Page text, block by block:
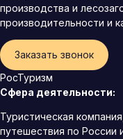
производства и
производительности и
Заказать звонок
РосТуризм
Сфера деятельности:
Туристическая
путешествия по России